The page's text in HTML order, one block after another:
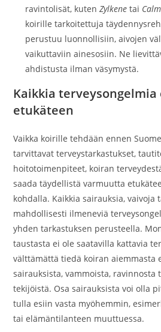
ravintolisät, kutenZylkene tai
koirille tarkoitettuja
perustuu luonnollisiin, aivojen
vaikuttaviin ainesosiin. Ne
ahdistusta ilman väsymystä.
Kaikkia
etukäteen
Vaikka koirille tehdään ennen
tarvittavat terveystarkastukset,
hoitotoimenpiteet, koiran
saada täydellistä varmuutta
kohdalla. Kaikkia sairauksia, vaivoja
mahdollisesti ilmeneviä
yhden tarkastuksen perusteella.
taustasta ei ole saatavilla kattavia
välttämättä tiedä koiran aiemmasta
sairauksista, vammoista,
tekijöistä. Osa sairauksista voi olla
tulla esiin vasta myöhemmin,
tai elämäntilanteen muuttuessa.